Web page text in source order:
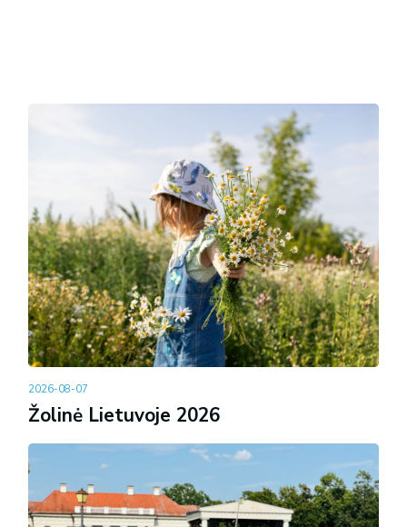
2026-08-07
Žolinė Lietuvoje 2026